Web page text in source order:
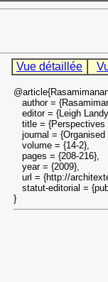
Vue détaillée
author =
editor = {Leigh
title = {Perspectives
journal = {Organised
volume = {14-2},
pages = {208-216},
year = {2009},
url = {http://
statut-editorial =
}